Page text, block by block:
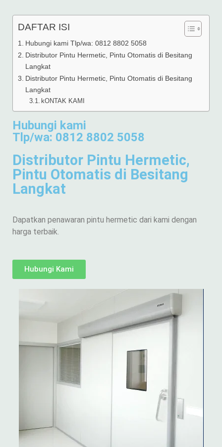
DAFTAR ISI
Hubungi kami Tlp/wa: 0812 8802 5058
Distributor Pintu Hermetic, Pintu Otomatis di Besitang
Langkat
Distributor Pintu Hermetic, Pintu Otomatis di Besitang
Langkat
kONTAK KAMI
Hubungi kami
Tlp/wa: 0812 8802 5058
Distributor Pintu Hermetic,
Pintu Otomatis di Besitang
Langkat
Dapatkan penawaran pintu hermetic dari kami dengan
harga terbaik.
Hubungi Kami